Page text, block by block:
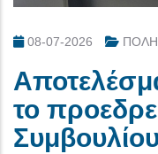
08-07-2026 ΠΟΛΗ
το